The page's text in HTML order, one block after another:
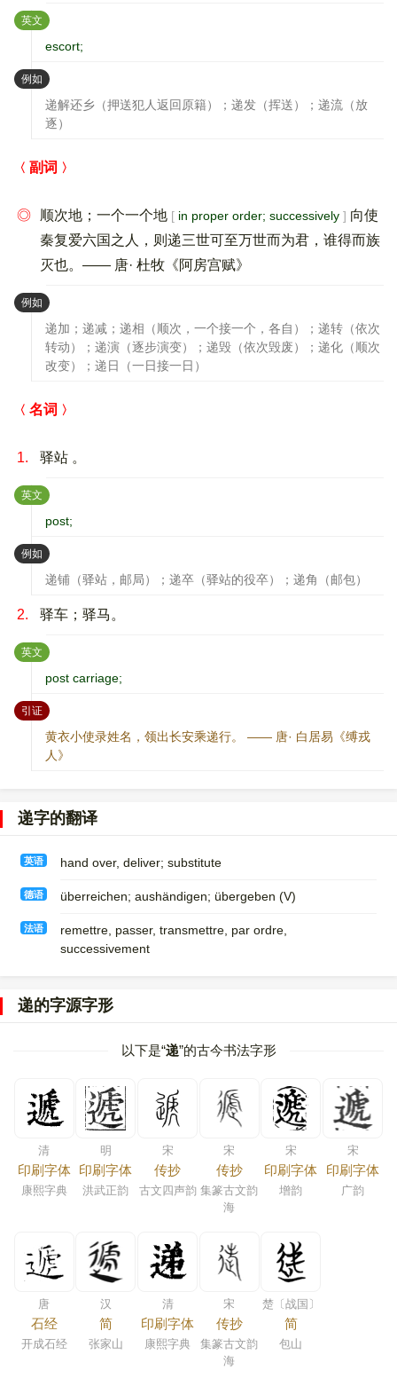
英文 ：
escort;
例如 ：
递解还乡（押送犯人返回原籍）；递发（挥送）；递流（放
逐）
副词
◎ 顺次地；一个一个地 in proper order; successively
向使
秦复爱六国之人，则递三世可至万世而为君，谁得而族
灭也。—— 唐· 杜牧《阿房宫赋》
例如 ：
递加；递减；递相（顺次，一个接一个，各自）；递转（依次
转动）；递演（逐步演变）；递毁（依次毁废）；递化（顺次
改变）；递日（一日接一日）
名词
1. 驿站 。
英文 ：
post;
例如 ：
递铺（驿站，邮局）；递卒（驿站的役卒）；递角（邮包）
2. 驿车；驿马。
英文 ：
post carriage;
引证：
黄衣小使录姓名，领出长安乘递行。 —— 唐· 白居易《缚戎
人》
递字的翻译
英语 hand over, deliver; substitute
德语 überreichen; aushändigen; übergeben (V)
法语
remettre, passer, transmettre, par ordre,
successivement
递的字源字形
以下是“递”的古今书法字形
清
印刷字体
康熙字典
明
印刷字体
洪武正韵
宋
传抄
古文四声韵
宋
传抄
集篆古文韵
海
宋
印刷字体
增韵
宋
印刷字体
广韵
唐
石经
开成石经
汉
简
张家山
清
印刷字体
康熙字典
宋
传抄
集篆古文韵
海
楚〔战国〕
简
包山